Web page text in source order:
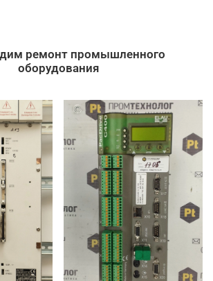
ремонт промышленного
оборудования